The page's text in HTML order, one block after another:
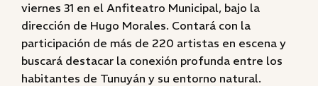
viernes 31 en el Anfiteatro Municipal, bajo la
dirección de Hugo Morales. Contará con la
participación de más de 220 artistas en escena y
buscará destacar la conexión profunda entre los
habitantes de Tunuyán y su entorno natural.